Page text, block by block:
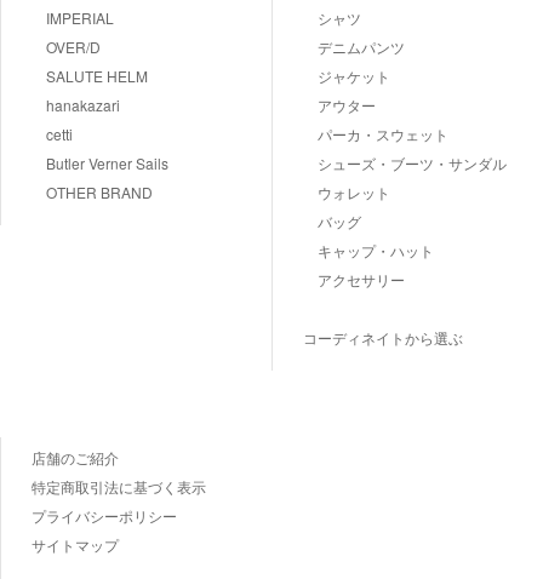
IMPERIAL
OVER/D
SALUTE HELM
hanakazari
cetti
Butler Verner Sails
OTHER BRAND
シャツ
デニムパンツ
ジャケット
アウター
パーカ・スウェット
シューズ・ブーツ・サンダル
ウォレット
バッグ
キャップ・ハット
アクセサリー
コーディネイトから選ぶ
店舗のご紹介
特定商取引法に基づく表示
プライバシーポリシー
サイトマップ